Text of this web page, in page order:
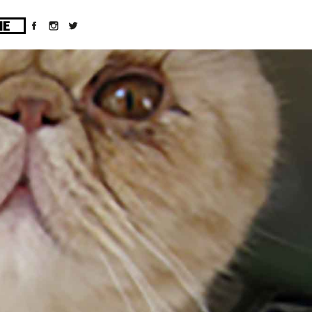
10/d43051023/htdocs/wordpress/wp-